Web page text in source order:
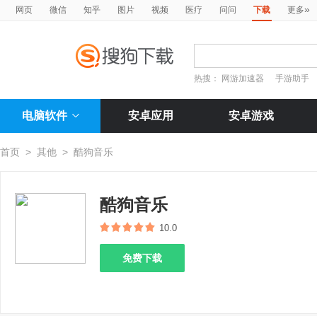
网页 微信 知乎 图片 视频 医疗 问问 下载 更多»
热搜： 网游加速器 手游助手
电脑软件 安卓应用 安卓游戏
首页 > 其他 > 酷狗音乐
酷狗音乐
10.0
免费下载